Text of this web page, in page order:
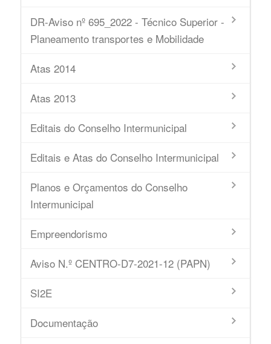
DR-Aviso nº 695_2022 - Técnico Superior -
Planeamento transportes e Mobilidade
Atas 2014
Atas 2013
Editais do Conselho Intermunicipal
Editais e Atas do Conselho Intermunicipal
Planos e Orçamentos do Conselho
Intermunicipal
Empreendorismo
Aviso N.º CENTRO-D7-2021-12 (PAPN)
SI2E
Documentação